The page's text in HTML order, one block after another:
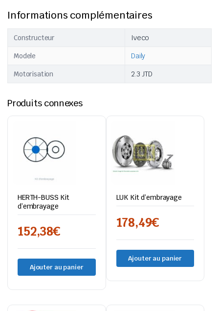
Informations complémentaires
Constructeur Iveco
Modele Daily
Motorisation 2.3 JTD
Produits connexes
HERTH-BUSS Kit
d’embrayage
152,38€
Ajouter au panier
LUK Kit d’embrayage
178,49€
Ajouter au panier